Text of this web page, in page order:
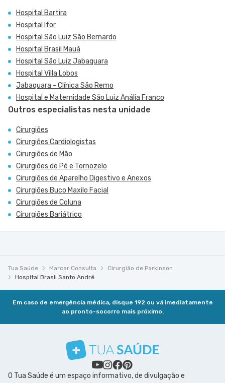
Hospital Bartira
Hospital Ifor
Hospital São Luiz São Bernardo
Hospital Brasil Mauá
Hospital São Luiz Jabaquara
Hospital Villa Lobos
Jabaquara - Clínica São Remo
Hospital e Maternidade São Luiz Anália Franco
Outros especialistas nesta unidade
Cirurgiões
Cirurgiões Cardiologistas
Cirurgiões de Mão
Cirurgiões de Pé e Tornozelo
Cirurgiões de Aparelho Digestivo e Anexos
Cirurgiões Buco Maxilo Facial
Cirurgiões de Coluna
Cirurgiões Bariátrico
Tua Saúde Marcar Consulta
Cirurgião de Parkinson
Hospital Brasil Santo André
Em caso de emergência médica, disque 192 ou vá imediatamente
ao pronto-socorro mais próximo.
O Tua Saúde é um espaço informativo, de divulgação e